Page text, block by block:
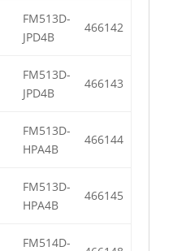
FM513D-
JPD4B
466142
FM513D-
JPD4B
466143
FM513D-
HPA4B
466144
FM513D-
HPA4B
466145
FM514D-